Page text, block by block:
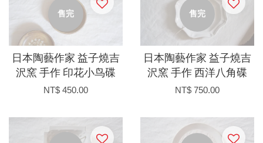
售完
日本陶藝作家 益子燒吉
沢窯 手作 印花小鸟碟
NT$ 450.00
售完
日本陶藝作家 益子燒吉
沢窯 手作 西洋八角碟
NT$ 750.00